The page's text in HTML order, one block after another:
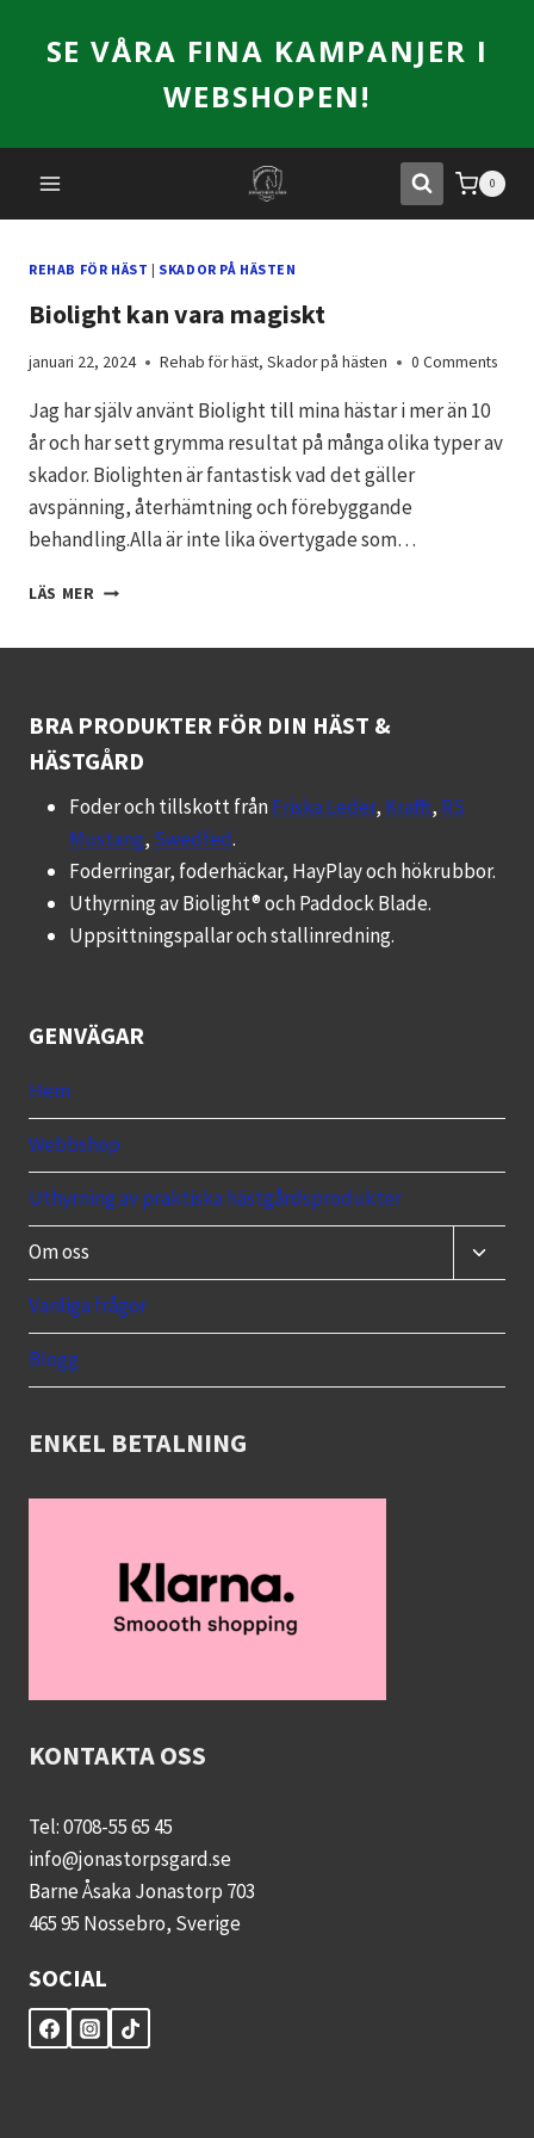
SE VÅRA FINA KAMPANJER I
WEBSHOPEN!
0
REHAB FÖR HÄST | SKADOR PÅ HÄSTEN
Biolight kan vara magiskt
januari 22, 2024 Rehab för häst, Skador på hästen 0 Comments
Jag har själv använt Biolight till mina hästar i mer än 10
år och har sett grymma resultat på många olika typer av
skador. Biolighten är fantastisk vad det gäller
avspänning, återhämtning och förebyggande
behandling.Alla är inte lika övertygade som…
LÄS MER BIOLIGHT
BRA PRODUKTER FÖR DIN HÄST &
HÄSTGÅRD
Foder och tillskott frånFriska Leder, Krafft, RS
Mustang, Swedfed.
Foderringar, foderhäckar, HayPlay och hökrubbor.
Uthyrning av Biolight® och Paddock Blade.
Uppsittningspallar och stallinredning.
GENVÄGAR
Hem
Webbshop
Uthyrning av praktiska hästgårdsprodukter
Om oss
Toggle
child
Vanliga frågor
Blogg
ENKEL BETALNING
KONTAKTA OSS
Tel: 0708-55 65 45
info@jonastorpsgard.se
Barne Åsaka Jonastorp 703
465 95 Nossebro, Sverige
SOCIAL